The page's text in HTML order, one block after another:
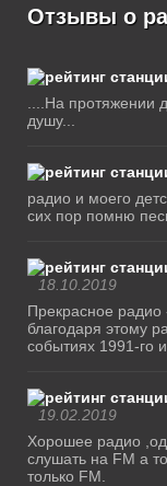
Отзывы о
....На протяжении
душу...
радио и моего
сих пор помню
18.10.2019
Прекрасное радио
благодаря этому
событиях 1991-го и
19.02.2019
Хорошее радио
слушать на FM а
только FM.